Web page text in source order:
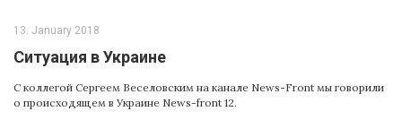
13. January 2018
Cитуация в Украине
С коллегой Сергеем Веселовским на канале News-Front мы говорили
о происходящем в Украине News-front 12.